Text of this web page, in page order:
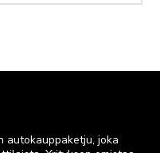
autokauppaketju, joka